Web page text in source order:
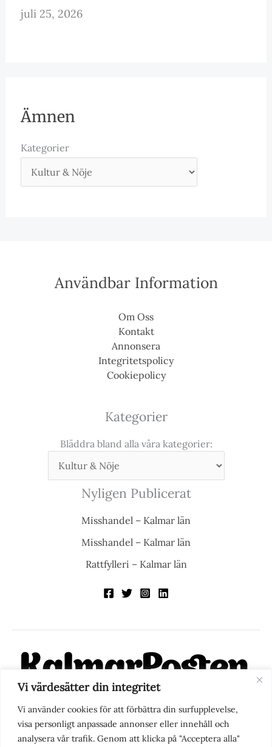
Vi värdesätter din integritet
Vi använder cookies för att förbättra din surfupplevelse,
visa personligt anpassade annonser eller innehåll och
analysera vår trafik. Genom att klicka på "Acceptera alla"
juli 25, 2026
Ämnen
Kategorier
Användbar Information
Om Oss
Kontakt
Annonsera
Integritetspolicy
Cookiepolicy
Kategorier
Bläddra bland alla våra kategorier:
Nyligen Publicerat
Misshandel – Kalmar län
Misshandel – Kalmar län
Rattfylleri – Kalmar län
KalmarPosten är en modern lokalnyhetstidning på nätet. Med
fokus på Kalmarregionen, men också med blick för det större
perspektivet, vill vi vara din självklara kanal för nyheter,
berättelser och engagemang. KalmarPosten grundades 1988 och